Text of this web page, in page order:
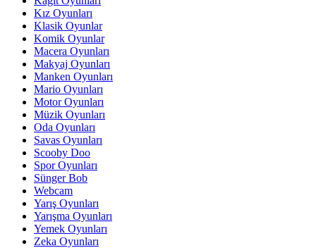
Kız Oyunları
Klasik Oyunlar
Komik Oyunlar
Macera Oyunları
Makyaj Oyunları
Manken Oyunları
Mario Oyunları
Motor Oyunları
Müzik Oyunları
Oda Oyunları
Savas Oyunları
Scooby Doo
Spor Oyunları
Sünger Bob
Webcam
Yarış Oyunları
Yarışma Oyunları
Yemek Oyunları
Zeka Oyunları